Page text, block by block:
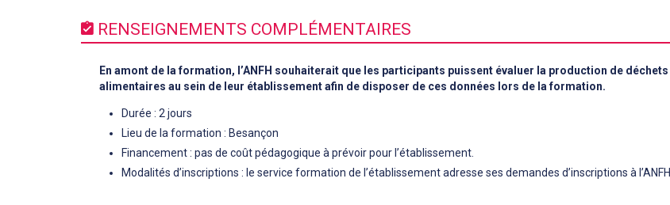
RENSEIGNEMENTS COMPLÉMENTAIRES
En amont de la formation, l’ANFH souhaiterait que les participants puissent évaluer la production de déchets
alimentaires au sein de leur établissement afin de disposer de ces données lors de la formation.
Durée : 2 jours
Lieu de la formation : Besançon
Financement : pas de coût pédagogique à prévoir pour l’établissement.
Modalités d’inscriptions : le service formation de l’établissement adresse ses demandes d’inscriptions à l’ANFH.